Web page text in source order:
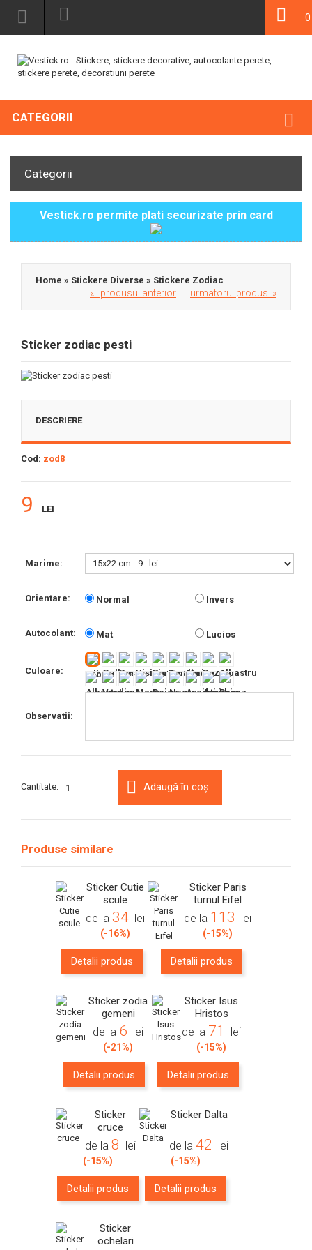
0
CATEGORII
Categorii
Vestick.ro permite plati securizate prin card
Home » Stickere Diverse » Stickere Zodiac
« produsul anterior urmatorul produs »
Sticker zodiac pesti
DESCRIERE
Cod: zod8
9 LEI
Marime:
Orientare: Normal Invers
Autocolant: Mat Lucios
Culoare:
Observatii:
Cantitate: Adaugă în coș
Produse similare
Sticker Cutie
scule
de la34 lei
(-16%)
Detalii produs
Sticker Paris
turnul Eifel
de la 113 lei
(-15%)
Detalii produs
Sticker zodia
gemeni
de la 6 lei
(-21%)
Detalii produs
Sticker Isus
Hristos
de la 71 lei
(-15%)
Detalii produs
Sticker
cruce
de la 8 lei
(-15%)
Detalii produs
Sticker Dalta
de la42 lei
(-15%)
Detalii produs
Sticker
ochelari